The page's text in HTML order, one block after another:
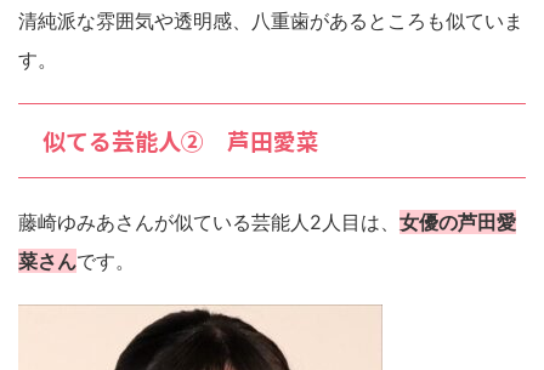
清純派な雰囲気や透明感、八重歯があるところも似ていま
す。
似てる芸能人② 芦田愛菜
藤崎ゆみあさんが似ている芸能人2人目は、 女優の芦田愛
菜さんです。